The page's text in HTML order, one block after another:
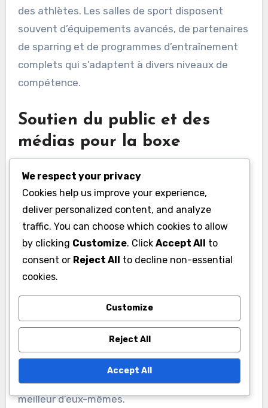
des athlètes. Les salles de sport disposent
souvent d’équipements avancés, de partenaires
de sparring et de programmes d’entraînement
complets qui s’adaptent à divers niveaux de
compétence.
Soutien du public et des
médias pour la boxe
significatif sur la popularité de la boxe en Corée
du Sud. Les combats de haut niveau attirent
couverture médiatique extensive, ce qui aide à
élever le profil du sport.
poursuivre la boxe comme une option de carrière
viable, sachant qu’ils peuvent obtenir
reconnaissance et succès. L’enthousiasme des
fans crée également une atmosphère
compétitive qui motive les boxeurs à donner le
meilleur d’eux-mêmes.
We respect your privacy
Cookies help us improve your experience,
deliver personalized content, and analyze
traffic. You can choose which cookies to allow
by clicking Customize. Click Accept All to
consent or Reject All to decline non-essential
cookies.
Customize
Reject All
Accept All